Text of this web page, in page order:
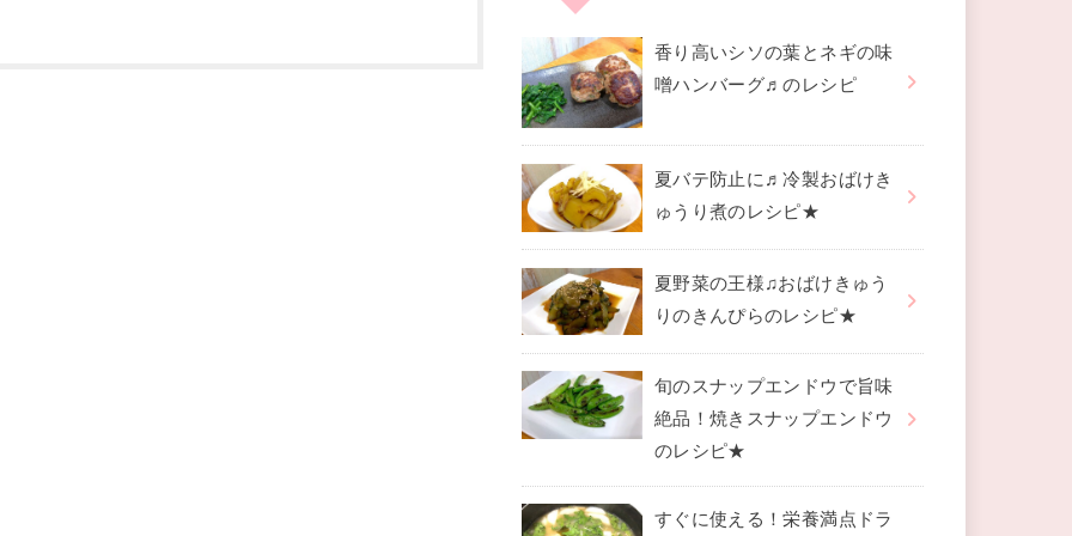
香り高いシソの葉とネギの味
噌ハンバーグ♬のレシピ
夏バテ防止に♬冷製おばけき
ゅうり煮のレシピ★
夏野菜の王様♫おばけきゅう
りのきんぴらのレシピ★
旬のスナップエンドウで旨味
絶品！焼きスナップエンドウ
のレシピ★
すぐに使える！栄養満点ドラ